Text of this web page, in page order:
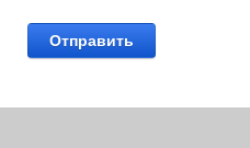
Отправить